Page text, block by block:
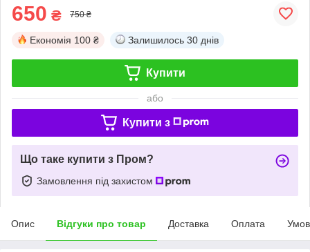
650 ₴ 750 ₴
Економія 100 ₴ Залишилось 30 днів
Купити
або
Купити з
Що таке купити з Пром?
Замовлення під захистом
Опис Відгуки про товар Доставка Оплата